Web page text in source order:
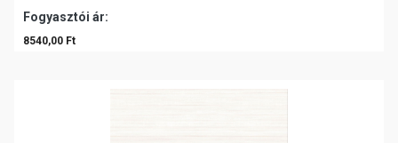
Fogyasztói ár:
8540,00 Ft